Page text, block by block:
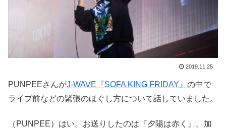
2019.11.25
PUNPEEさんがJ-WAVE『SOFA KING FRIDAY』 の中で
ライブ前などの緊張のほぐし方について話していました。
（PUNPEE）はい。お送りしたのは『夕陽は赤く』。加